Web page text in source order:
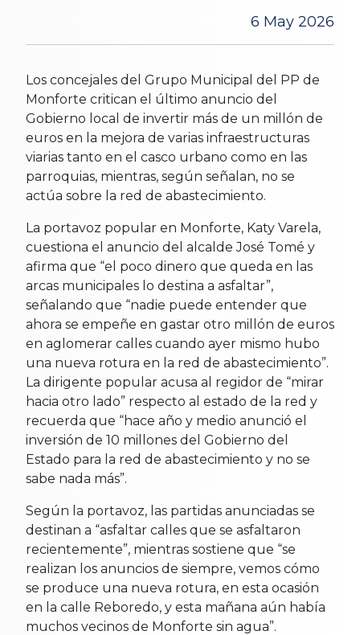
6 May 2026
Los concejales del Grupo Municipal del PP de
Monforte critican el último anuncio del
Gobierno local de invertir más de un millón de
euros en la mejora de varias infraestructuras
viarias tanto en el casco urbano como en las
parroquias, mientras, según señalan, no se
actúa sobre la red de abastecimiento.
La portavoz popular en Monforte, Katy Varela,
cuestiona el anuncio del alcalde José Tomé y
afirma que “el poco dinero que queda en las
arcas municipales lo destina a asfaltar”,
señalando que “nadie puede entender que
ahora se empeñe en gastar otro millón de euros
en aglomerar calles cuando ayer mismo hubo
una nueva rotura en la red de abastecimiento”.
La dirigente popular acusa al regidor de “mirar
hacia otro lado” respecto al estado de la red y
recuerda que “hace año y medio anunció el
inversión de 10 millones del Gobierno del
Estado para la red de abastecimiento y no se
sabe nada más”.
Según la portavoz, las partidas anunciadas se
destinan a “asfaltar calles que se asfaltaron
recientemente”, mientras sostiene que “se
realizan los anuncios de siempre, vemos cómo
se produce una nueva rotura, en esta ocasión
en la calle Reboredo, y esta mañana aún había
muchos vecinos de Monforte sin agua”.